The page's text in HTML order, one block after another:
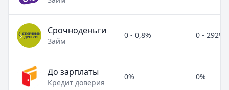
Срочноденьги
Займ
0 - 0,8% 0 - 292%
До зарплаты
Кредит доверия
0% 0%